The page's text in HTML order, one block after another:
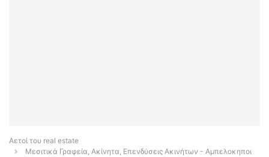
Αετοί του real estate
Μεσιτικά Γραφεία, Ακίνητα, Επενδύσεις Ακινήτων - Αμπελοκηποι